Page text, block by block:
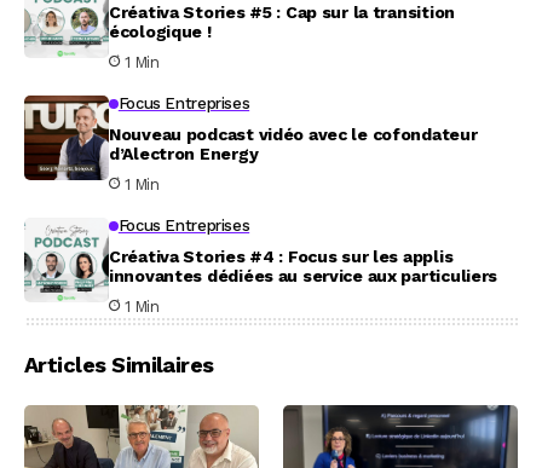
Créativa Stories #5 : Cap sur la transition
écologique !
1 Min
Focus Entreprises
Nouveau podcast vidéo avec le cofondateur
d’Alectron Energy
1 Min
Focus Entreprises
Créativa Stories #4 : Focus sur les applis
innovantes dédiées au service aux particuliers
1 Min
Articles Similaires